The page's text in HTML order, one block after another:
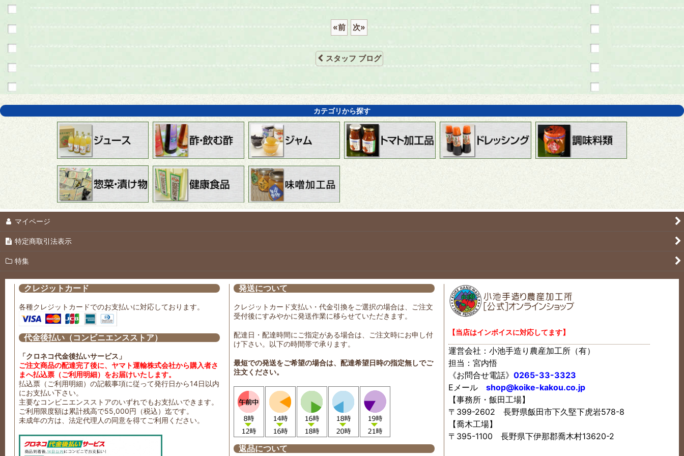
«前 次»
スタッフ ブログ
カテゴリから探す
マイページ
特定商取引法表示
特集
クレジットカード
各種クレジットカードでのお支払いに対応しております。
代金後払い（コンビニエンスストア）
「クロネコ代金後払いサービス」
ご注文商品の配達完了後に、ヤマト運輸株式会社から購入者さ
まへ払込票（ご利用明細）をお届けいたします。
払込票（ご利用明細）の記載事項に従って発行日から14日以内
にお支払い下さい。
主要なコンビニエンスストアのいずれでもお支払いできます。
ご利用限度額は累計残高で55,000円（税込）迄です。
未成年の方は、法定代理人の同意を得てご利用ください。
発送について
クレジットカード支払い・代金引換をご選択の場合は、ご注文
受付後にすみやかに発送作業に移らせていただきます。
配達日・配達時間にご指定がある場合は、ご注文時にお申し付
け下さい。以下の時間帯で承ります。
最短での発送をご希望の場合は、配達希望日時の指定無しでご
注文ください。
返品について
【当店はインボイスに対応してます】
運営会社：小池手造り農産加工所（有）
担当：宮内悟
《お問合せ電話》0265-33-3323
Eメールshop@koike-kakou.co.jp
【事務所・飯田工場】
〒399-2602 長野県飯田市下久堅下虎岩578-8
【喬木工場】
〒395-1100 長野県下伊那郡喬木村13620-2